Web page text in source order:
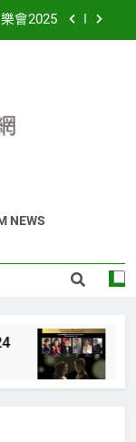
會2025
演奏會
會2025
琴初班
NEWS